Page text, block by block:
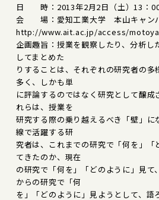
日 時：2013年2月2日（土）13：
会 場：愛知工業大学 本山キャン
http://www.ait.ac.jp/access/
企画趣旨：授業を観察したり、分析し
してまとめた
りすることは、それぞれの研究者の
多く、しかも単
に評論するのではなく研究として醸成
れらは、授業を
研究する際の乗り越えるべき「壁」に
線で活躍する研
究者は、これまでの研究で「何を」「
てきたのか、現在
の研究で「何を」「どのように」見て
からの研究で「何
を」「どのように」見ようとして、語